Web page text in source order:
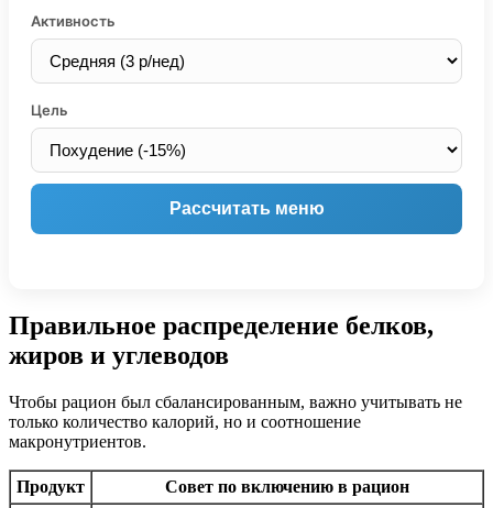
Активность
Цель
Рассчитать меню
Правильное распределение белков,
жиров и углеводов
Чтобы рацион был сбалансированным, важно учитывать не
только количество калорий, но и соотношение
макронутриентов.
Продукт
Совет по включению в рацион